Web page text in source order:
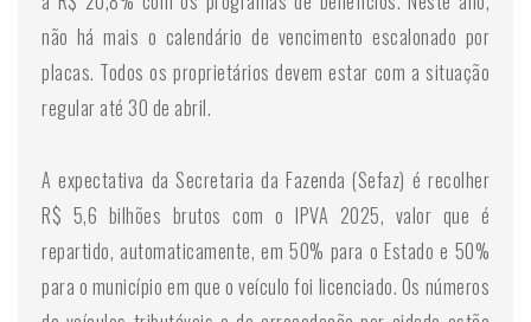
não há mais o calendário de vencimento escalonado por
placas. Todos os proprietários devem estar com a situação
regular até 30 de abril.
A expectativa da Secretaria da Fazenda (Sefaz) é recolher
R$ 5,6 bilhões brutos com o IPVA 2025, valor que é
repartido, automaticamente, em 50% para o Estado e 50%
para o município em que o veículo foi licenciado. Os números